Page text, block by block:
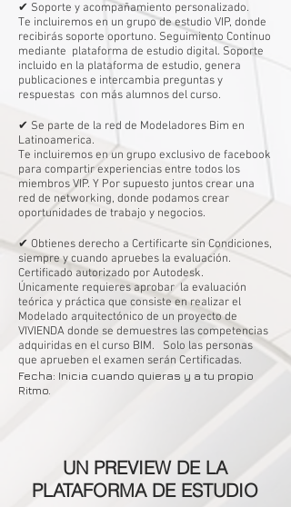
✔ Soporte y acompañamiento personalizado.​
Te incluiremos en un grupo de estudio VIP, donde
recibirás soporte oportuno. Seguimiento Continuo
mediante plataforma de estudio digital. Soporte
incluido en la plataforma de estudio, genera
publicaciones e intercambia preguntas y
respuestas con más alumnos del curso. ​
✔ Se parte de la red de Modeladores Bim en
Latinoamerica. ​
Te incluiremos en un grupo exclusivo de facebook
para compartir experiencias entre todos los
miembros VIP. Y Por supuesto juntos crear una
red de networking, donde podamos crear
oportunidades de trabajo y negocios.
✔ Obtienes derecho a Certificarte sin Condiciones,
siempre y cuando apruebes la evaluación.​
Certificado autorizado por Autodesk.
Únicamente requieres aprobar la evaluación
teórica y práctica que consiste en realizar el
Modelado arquitectónico de un proyecto de
VIVIENDA donde se demuestres las competencias
adquiridas en el curso BIM. Solo las personas
que aprueben el examen serán Certificadas.
Fecha: Inicia cuando quieras y a tu propio
Ritmo.
UN PREVIEW DE LA
PLATAFORMA DE ESTUDIO